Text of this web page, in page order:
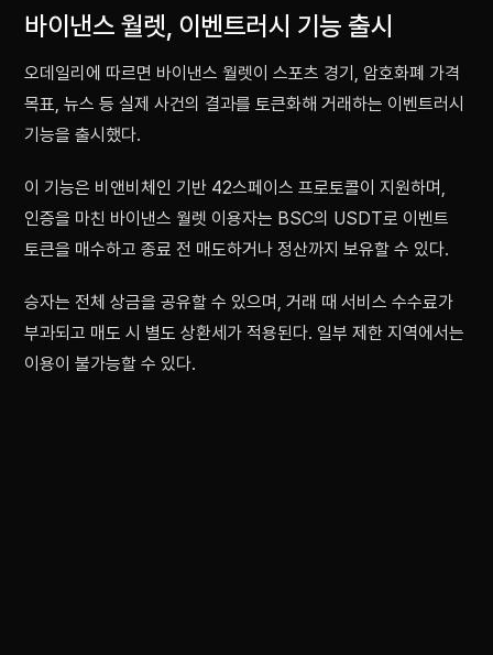
바이낸스 월렛, 이벤트러시 기능 출시
오데일리에 따르면 바이낸스 월렛이 스포츠 경기, 암호화폐 가격
목표, 뉴스 등 실제 사건의 결과를 토큰화해 거래하는 이벤트러시
기능을 출시했다.
이 기능은 비앤비체인 기반 42스페이스 프로토콜이 지원하며,
인증을 마친 바이낸스 월렛 이용자는 BSC의 USDT로 이벤트
토큰을 매수하고 종료 전 매도하거나 정산까지 보유할 수 있다.
승자는 전체 상금을 공유할 수 있으며, 거래 때 서비스 수수료가
부과되고 매도 시 별도 상환세가 적용된다. 일부 제한 지역에서는
이용이 불가능할 수 있다.